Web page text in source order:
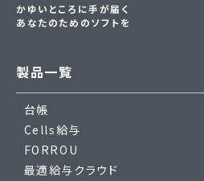
かゆいところに手が届く
あなたのためのソフトを
製品一覧
台帳
Cells給与
FORROU
最適給与クラウド